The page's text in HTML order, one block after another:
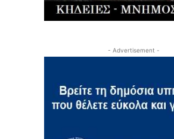
- Advertisement -